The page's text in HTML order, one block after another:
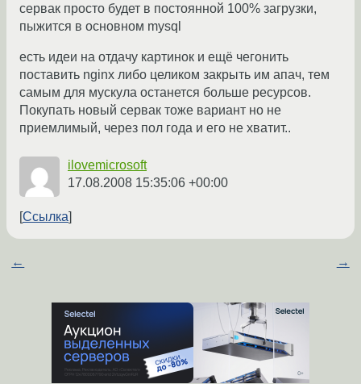
сервак просто будет в постоянной 100% загрузки,
пыжится в основном mysql
есть идеи на отдачу картинок и ещё чегонить
поставить nginx либо целиком закрыть им апач, тем
самым для мускула останется больше ресурсов.
Покупать новый сервак тоже вариант но не
приемлимый, через пол года и его не хватит..
ilovemicrosoft
17.08.2008 15:35:06 +00:00
Ссылка
← →